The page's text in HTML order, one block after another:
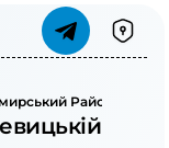
Район